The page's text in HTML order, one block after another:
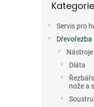
kategorie
Kategorie
Servis pro
Dřevořezba
Dláta
nože a